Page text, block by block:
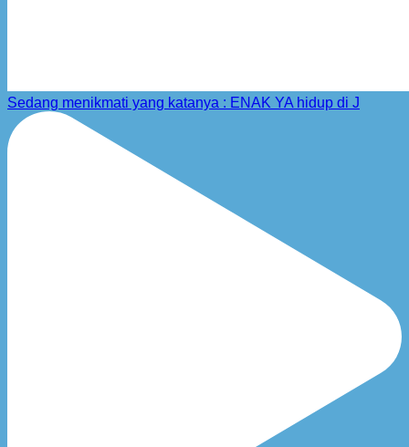
Sedang menikmati yang katanya : ENAK YA hidup di J